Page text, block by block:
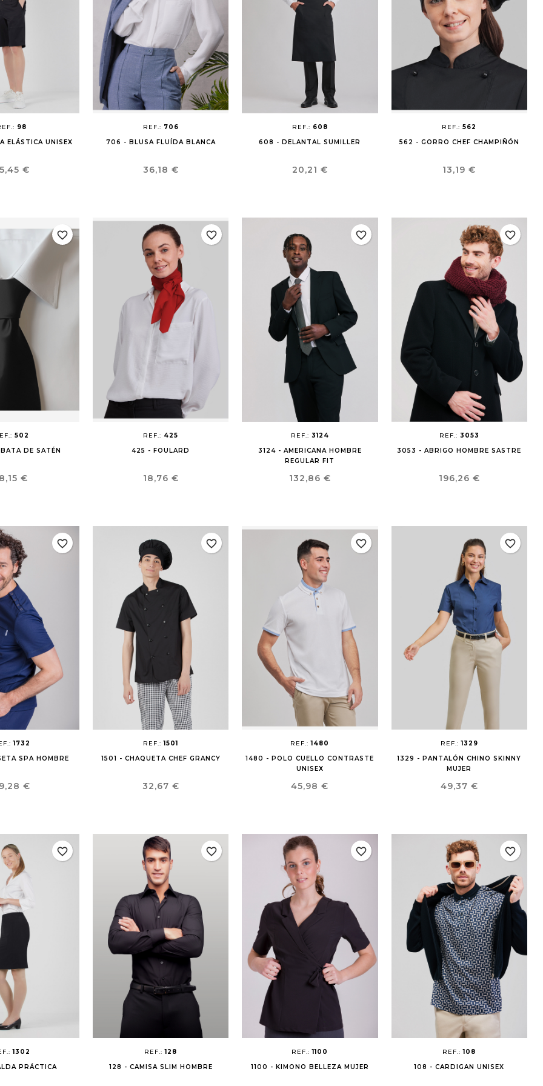
98
ELÁSTICA UNISEX
€
REF.: 706
706 - BLUSA FLUÍDA BLANCA
Precio
36,18 €
REF.: 608
608 - DELANTAL SUMILLER
Precio
20,21 €
REF.:562
562 - GORRO CHEF CHAMPIÑÓN
Precio
13,19 €
502
DE SATÉN
€
favorite_border
REF.: 425
425 - FOULARD
Precio
18,76 €
favorite_border
REF.: 3124
3124 - AMERICANA HOMBRE
REGULAR FIT
Precio
132,86 €
favorite_border
REF.: 3053
3053 - ABRIGO HOMBRE SASTRE
Precio
196,26 €
favorite_border
1732
SPA HOMBRE
€
favorite_border
REF.:1501
1501 - CHAQUETA CHEF GRANCY
Precio
32,67 €
favorite_border
REF.:1480
1480 - POLO CUELLO CONTRASTE
UNISEX
Precio
45,98 €
favorite_border
REF.:1329
1329 - PANTALÓN CHINO SKINNY
MUJER
Precio
49,37 €
favorite_border
1302
PRÁCTICA
favorite_border
REF.:128
128 - CAMISA SLIM HOMBRE
favorite_border
REF.:1100
1100 - KIMONO BELLEZA MUJER
favorite_border
REF.:108
108 - CARDIGAN UNISEX
favorite_border